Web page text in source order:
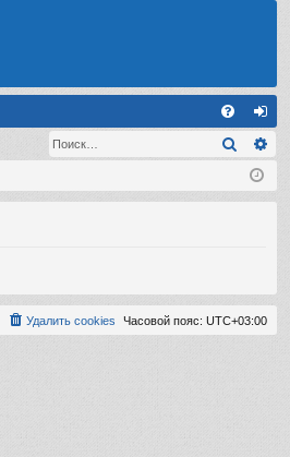
FA хо
д
Поиск
Часовой пояс: UTC+03:00
Удалить cookies